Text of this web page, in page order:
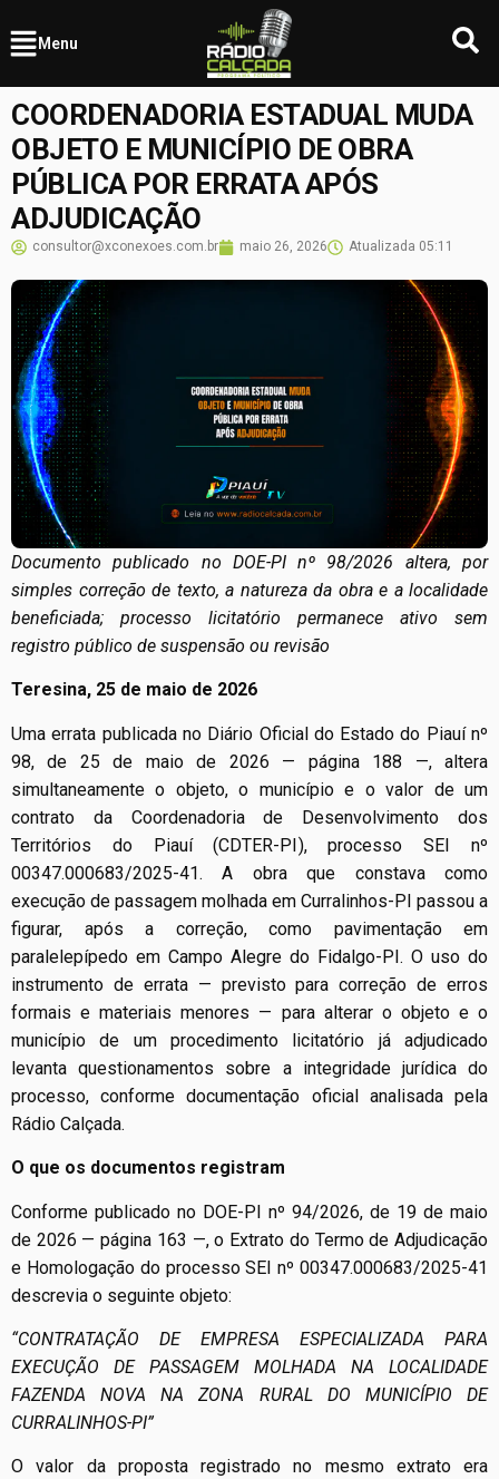
Menu
COORDENADORIA ESTADUAL MUDA
OBJETO E MUNICÍPIO DE OBRA
PÚBLICA POR ERRATA APÓS
ADJUDICAÇÃO
consultor@xconexoes.com.br maio 26, 2026 Atualizada 05:11
Documento publicado no DOE-PI nº 98/2026 altera, por
simples correção de texto, a natureza da obra e a localidade
beneficiada; processo licitatório permanece ativo sem
registro público de suspensão ou revisão
Teresina, 25 de maio de 2026
Uma errata publicada no Diário Oficial do Estado do Piauí nº
98, de 25 de maio de 2026 — página 188 —, altera
simultaneamente o objeto, o município e o valor de um
contrato da Coordenadoria de Desenvolvimento dos
Territórios do Piauí (CDTER-PI), processo SEI nº
00347.000683/2025-41. A obra que constava como
execução de passagem molhada em Curralinhos-PI passou a
figurar, após a correção, como pavimentação em
paralelepípedo em Campo Alegre do Fidalgo-PI. O uso do
instrumento de errata — previsto para correção de erros
formais e materiais menores — para alterar o objeto e o
município de um procedimento licitatório já adjudicado
levanta questionamentos sobre a integridade jurídica do
processo, conforme documentação oficial analisada pela
Rádio Calçada.
O que os documentos registram
Conforme publicado no DOE-PI nº 94/2026, de 19 de maio
de 2026 — página 163 —, o Extrato do Termo de Adjudicação
e Homologação do processo SEI nº 00347.000683/2025-41
descrevia o seguinte objeto:
“CONTRATAÇÃO DE EMPRESA ESPECIALIZADA PARA
EXECUÇÃO DE PASSAGEM MOLHADA NA LOCALIDADE
FAZENDA NOVA NA ZONA RURAL DO MUNICÍPIO DE
CURRALINHOS-PI”
O valor da proposta registrado no mesmo extrato era